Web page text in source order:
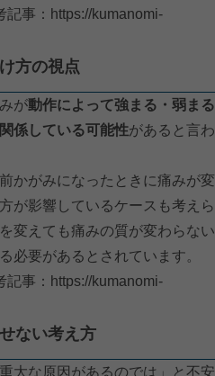
記事： https://kumanomi-
方の視点
が動作によって強まる・弱まる
係している可能性があると言わ
かがみになったときに痛みが変
が影響しているケースも考えら
変えても痛みの質が変わらない
必要があるとされています。
記事： https://kumanomi-
ない考え方
大な原因があるのでは」と不安